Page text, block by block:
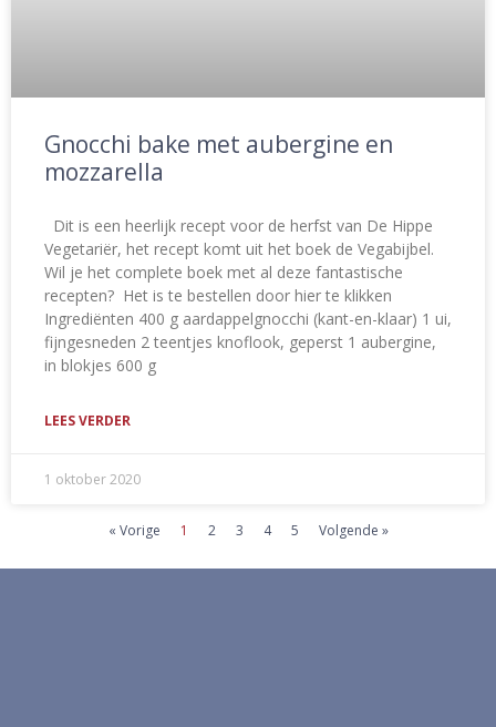
Gnocchi bake met aubergine en
mozzarella
Dit is een heerlijk recept voor de herfst van De Hippe
Vegetariër, het recept komt uit het boek de Vegabijbel.
Wil je het complete boek met al deze fantastische
recepten? Het is te bestellen door hier te klikken
Ingrediënten 400 g aardappelgnocchi (kant-en-klaar) 1 ui,
fijngesneden 2 teentjes knoflook, geperst 1 aubergine,
in blokjes 600 g
LEES VERDER
1 oktober 2020
« Vorige 1 2 3 4 5 Volgende »